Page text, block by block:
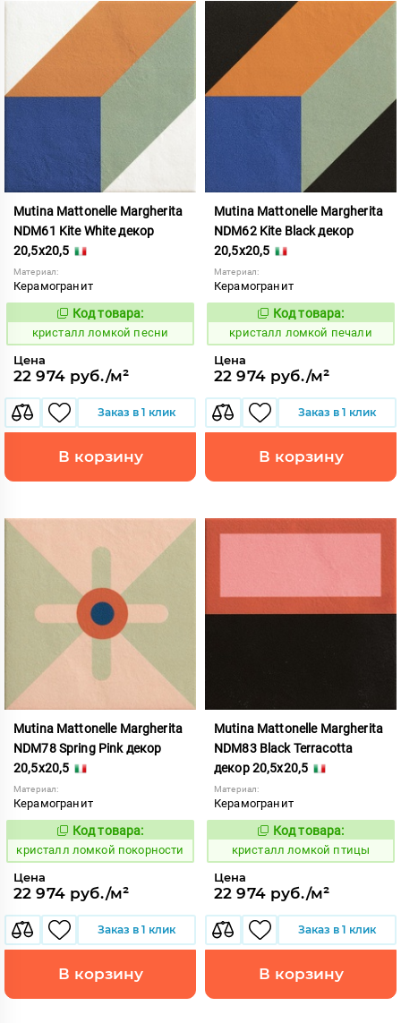
Mutina Mattonelle Margherita
NDM61 Kite White декор
20,5x20,5
Материал:
Керамогранит
818569
Код товара:
кристалл ломкой песни
Цена
22 974 руб./м²
Заказ в 1 клик
В корзину
Mutina Mattonelle Margherita
NDM62 Kite Black декор
20,5x20,5
Материал:
Керамогранит
818570
Код товара:
кристалл ломкой печали
Цена
22 974 руб./м²
Заказ в 1 клик
В корзину
Mutina Mattonelle Margherita
NDM78 Spring Pink декор
20,5x20,5
Материал:
Керамогранит
818572
Код товара:
кристалл ломкой покорности
Цена
22 974 руб./м²
Заказ в 1 клик
В корзину
Mutina Mattonelle Margherita
NDM83 Black Terracotta
декор 20,5x20,5
Материал:
Керамогранит
818573
Код товара:
кристалл ломкой птицы
Цена
22 974 руб./м²
Заказ в 1 клик
В корзину